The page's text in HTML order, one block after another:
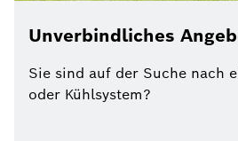
Unverbindliches
Sie sind auf der Suche nach
oder Kühlsystem?